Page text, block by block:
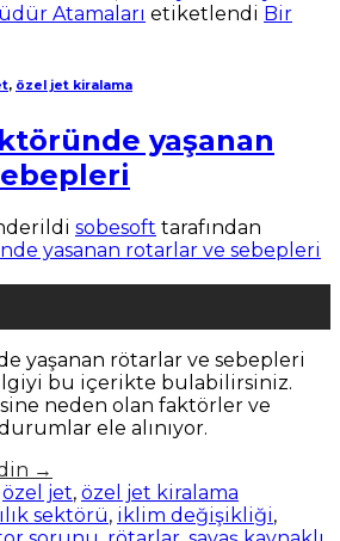
Atamaları etiketlendi Bir
, özel jet kiralama
yaşanan
sobesoft tarafından
yaşanan rötarlar ve sebepleri
bu içerikte bulabilirsiniz.
neden olan faktörler ve
ele alınıyor.
→
özel jet, özel jet kiralama
sektörü, iklim değişikliği,